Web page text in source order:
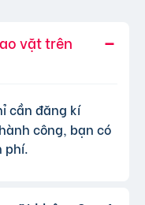
vặt trên
cần đăng kí
công, bạn có
phí.